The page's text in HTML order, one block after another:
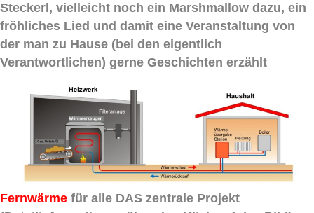
Steckerl, vielleicht noch ein Marshmallow dazu, ein
fröhliches Lied und damit eine Veranstaltung von
der man zu Hause (bei den eigentlich
Verantwortlichen) gerne Geschichten erzählt
Fernwärme für alle DAS zentrale Projekt